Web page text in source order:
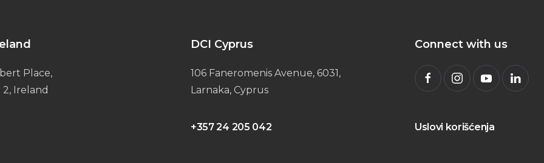
Place,
Ireland
DCI Cyprus
106 Faneromenis Avenue, 6031,
Larnaka, Cyprus
+357 24 205 042
Connect with us
Uslovi korišćenja